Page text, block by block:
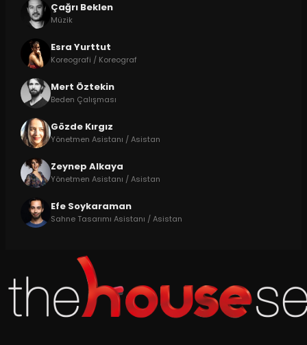
Çağrı Beklen
Müzik
Esra Yurttut
Koreografi / Koreograf
Mert Öztekin
Beden Çalışması
Gözde Kırgız
Yönetmen Asistanı / Asistan
Zeynep Alkaya
Yönetmen Asistanı / Asistan
Efe Soykaraman
Sahne Tasarımı Asistanı / Asistan